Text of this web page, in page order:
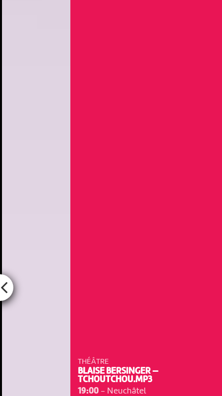
THÉÂTRE
BLAISE BERSINGER —
TCHOUTCHOU.MP3
19:00- Neuchâtel